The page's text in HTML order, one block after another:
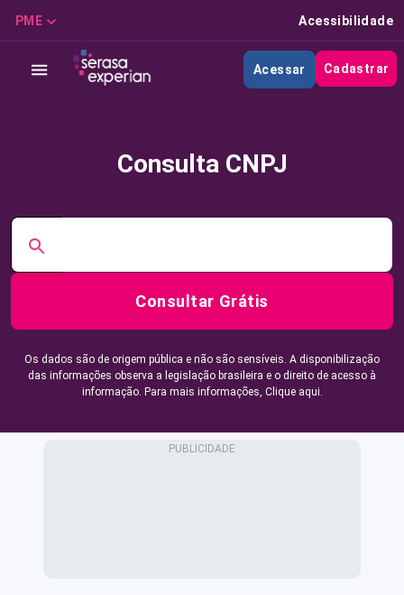
PME Acessibilidade
Acessar Cadastrar
Consulta CNPJ
Consultar Grátis
Os dados são de origem pública e não são sensíveis. A disponibilização
das informações observa a legislação brasileira e o direito de acesso à
informação. Para mais informações, Clique aqui.